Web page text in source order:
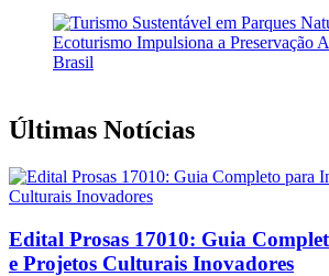
Últimas Notícias
Edital Prosas 17010: Guia
e Projetos Culturais Inovadores